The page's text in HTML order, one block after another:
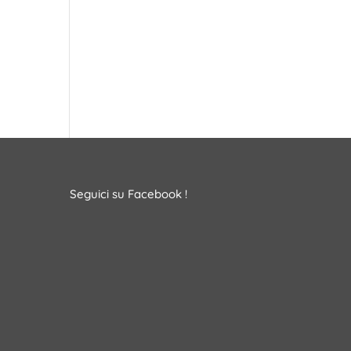
Seguici su Facebook !